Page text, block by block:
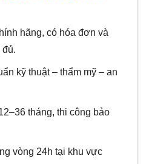
hãng, có hóa đơn và
đủ.
kỹ thuật – thẩm mỹ – an
tháng, thi công bảo
vòng 24h tại khu vực